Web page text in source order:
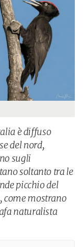
è diffuso
del nord,
sugli
soltanto tra le
picchio del
come mostrano
naturalista